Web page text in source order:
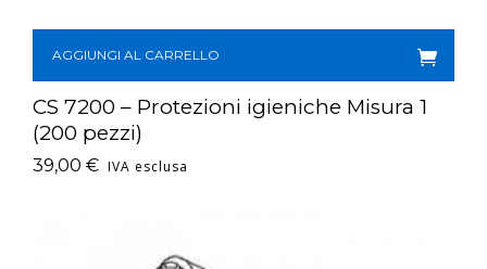
AGGIUNGI AL CARRELLO
CS 7200 – Protezioni igieniche Misura 1
(200 pezzi)
39,00 € IVA esclusa